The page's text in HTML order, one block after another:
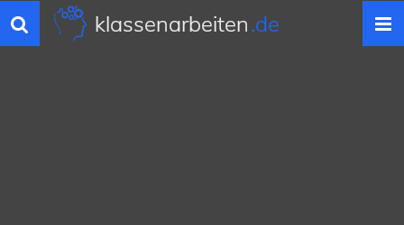
Toggle
navigation
klassenarbeiten.de